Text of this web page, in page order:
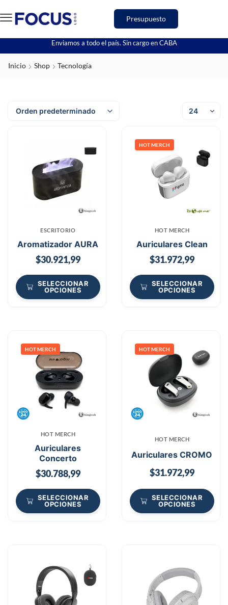
Presupuesto
Enviamos a todo el país. Sin cargo en CABA
Inicio Shop Tecnología
ESCRITORIO
Aromatizador AURA
$30.921,99
SELECCIONAR
OPCIONES
HOT MERCH
HOT MERCH
Auriculares Clean
$31.972,99
SELECCIONAR
OPCIONES
HOT MERCH
HOT MERCH
Auriculares
Concerto
$30.788,99
SELECCIONAR
OPCIONES
HOT MERCH
HOT MERCH
Auriculares CROMO
$31.972,99
SELECCIONAR
OPCIONES